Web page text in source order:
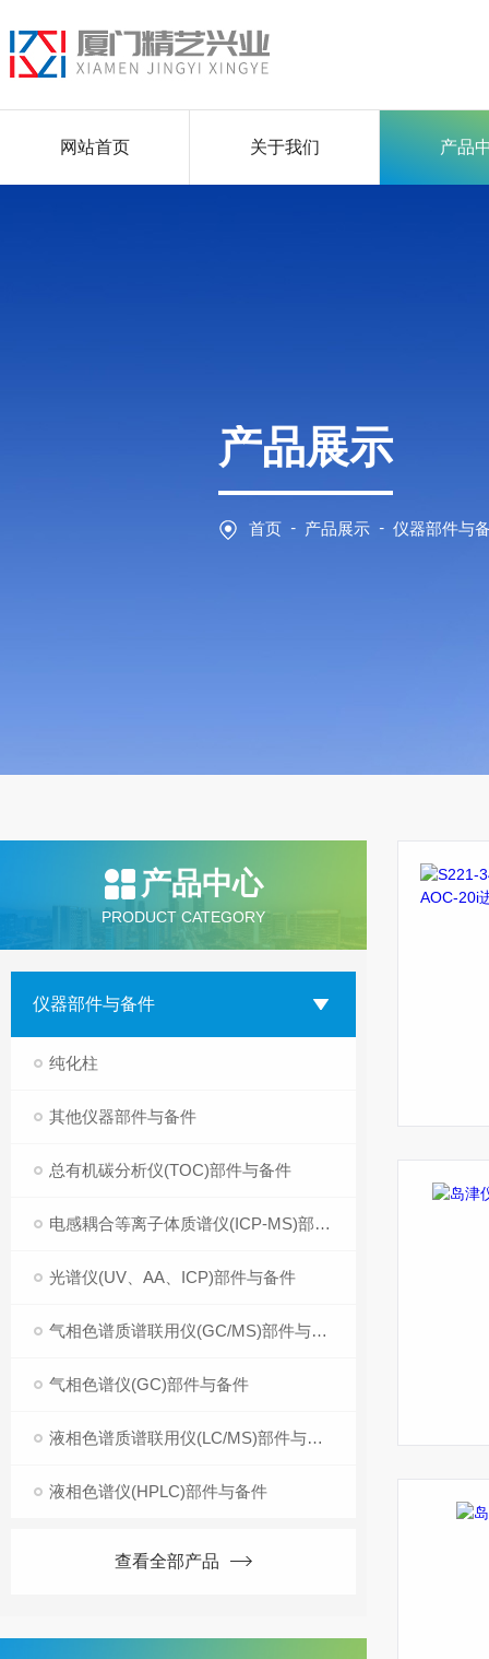
网站首页 关于我们 产品
产品展示
首页 - 产品展示 - 仪器部件与
产品中心
PRODUCT CATEGORY
仪器部件与备件
纯化柱
其他仪器部件与备件
总有机碳分析仪(TOC)部件与备件
电感耦合等离子体质谱仪(ICP-MS)部件与备件
光谱仪(UV、AA、ICP)部件与备件
气相色谱质谱联用仪(GC/MS)部件与备件
气相色谱仪(GC)部件与备件
液相色谱质谱联用仪(LC/MS)部件与备件
液相色谱仪(HPLC)部件与备件
查看全部产品